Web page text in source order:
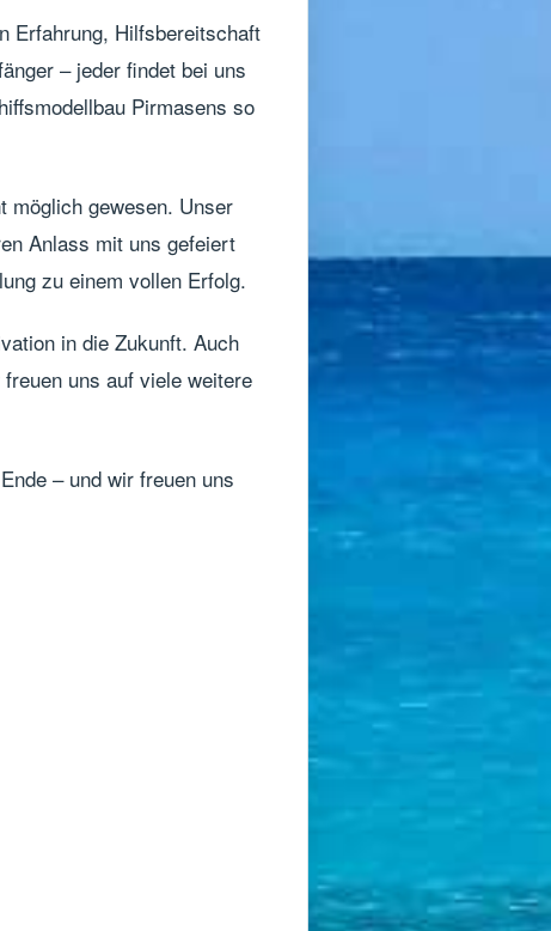
Erfahrung, Hilfsbereitschaft
– jeder findet bei uns
Pirmasens so
möglich gewesen. Unser
Anlass mit uns gefeiert
zu einem vollen Erfolg.
in die Zukunft. Auch
uns auf viele weitere
– und wir freuen uns